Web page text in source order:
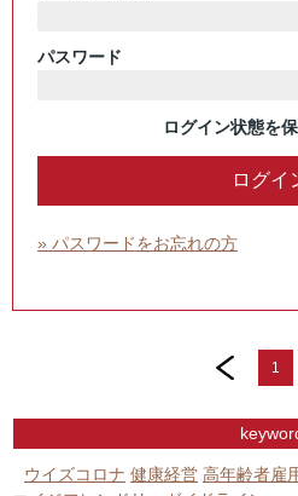
パスワード
ログイン状態を
» パスワードをお忘れの方
prev
1
ウイズコロナ 健康経営 高年齢者雇